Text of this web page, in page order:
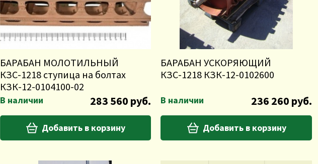
БАРАБАН МОЛОТИЛЬНЫЙ
КЗС-1218 ступица на болтах
КЗК-12-0104100-02
В наличии 283 560 руб.
Добавить в корзину
БАРАБАН УСКОРЯЮЩИЙ
КЗС-1218 КЗК-12-0102600
В наличии 236 260 руб.
Добавить в корзину